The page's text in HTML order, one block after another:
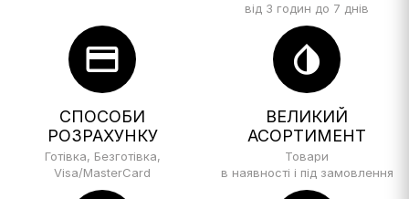
від 3 годин до 7 днів
credit_card
СПОСОБИ
РОЗРАХУНКУ
Готівка, Безготівка,
Visa/MasterCard
invert_colors
ВЕЛИКИЙ
АСОРТИМЕНТ
Товари
в наявності і під замовлення